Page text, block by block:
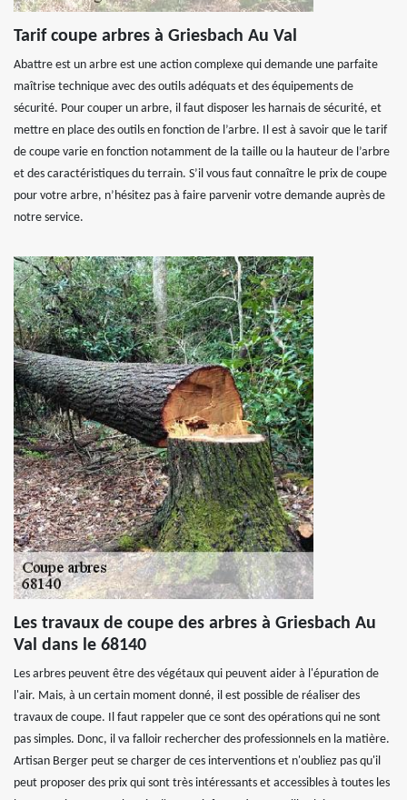
Tarif coupe arbres à Griesbach Au Val
Abattre est un arbre est une action complexe qui demande une parfaite
maîtrise technique avec des outils adéquats et des équipements de
sécurité. Pour couper un arbre, il faut disposer les harnais de sécurité, et
mettre en place des outils en fonction de l’arbre. Il est à savoir que le tarif
de coupe varie en fonction notamment de la taille ou la hauteur de l’arbre
et des caractéristiques du terrain. S’il vous faut connaître le prix de coupe
pour votre arbre, n’hésitez pas à faire parvenir votre demande auprès de
notre service.
Les travaux de coupe des arbres à Griesbach Au
Val dans le 68140
Les arbres peuvent être des végétaux qui peuvent aider à l'épuration de
l'air. Mais, à un certain moment donné, il est possible de réaliser des
travaux de coupe. Il faut rappeler que ce sont des opérations qui ne sont
pas simples. Donc, il va falloir rechercher des professionnels en la matière.
Artisan Berger peut se charger de ces interventions et n'oubliez pas qu'il
peut proposer des prix qui sont très intéressants et accessibles à toutes les